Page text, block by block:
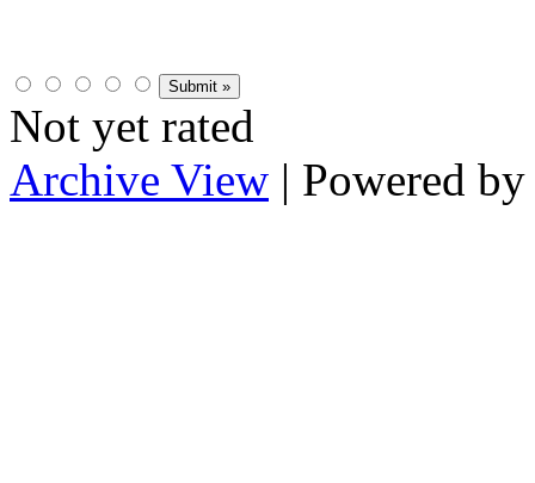
Not yet rated
Archive View | Powered